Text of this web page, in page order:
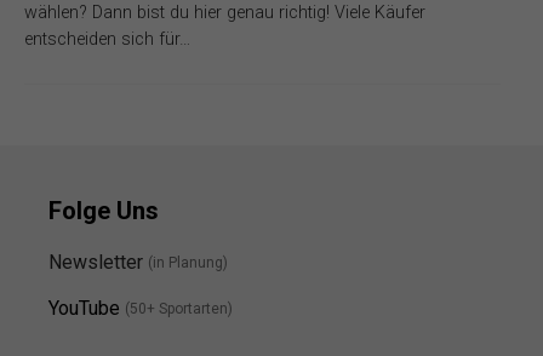
wählen? Dann bist du hier genau richtig! Viele Käufer
entscheiden sich für…
Folge Uns
Newsletter (in Planung)
YouTube (50+ Sportarten)